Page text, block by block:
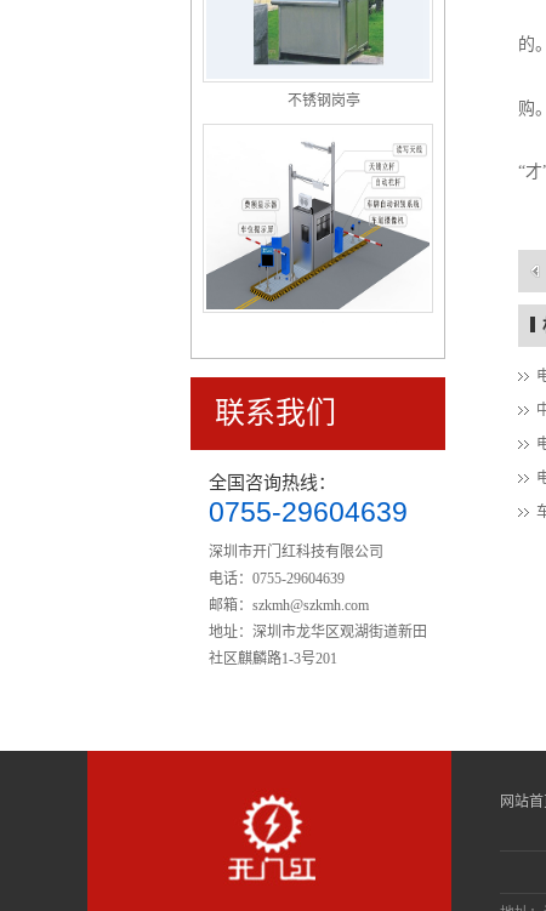
不锈钢岗亭
深圳停车场办证攻略大全
悬浮门909A-铝悬浮门价格
联系我们
全国咨询热线：
0755-29604639
深圳市开门红科技有限公司
电话：0755-29604639
邮箱： szkmh@szkmh.com
地址：深圳市龙华区观湖街道新田
社区麒麟路1-3号201
的
购。
“才
网站首